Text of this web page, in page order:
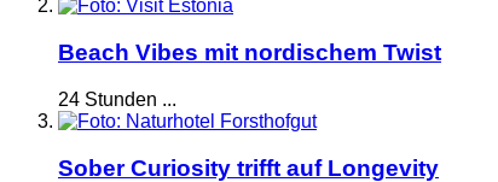
Beach Vibes mit nordischem Twist
24 Stunden ...
Sober Curiosity trifft auf Longevity